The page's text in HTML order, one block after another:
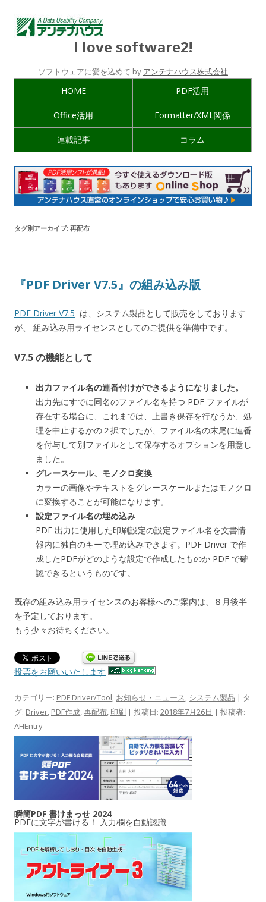
I love software2!
ソフトウェアに愛を込めて by アンテナハウス株式会社
HOME PDF活用
Office活用 Formatter/XML関係
連載記事 コラム
タグ別アーカイブ: 再配布
『PDF Driver V7.5』の組み込み版
PDF Driver V7.5 は、システム製品として販売をしております
が、 組み込み用ライセンスとしてのご提供を準備中です。
V7.5 の機能として
出力ファイル名の連番付けができるようになりました。
出力先にすでに同名のファイル名を持つ PDF ファイルが
存在する場合に、これまでは、上書き保存を行なうか、処
理を中止するかの２択でしたが、ファイル名の末尾に連番
を付与して別ファイルとして保存するオプションを用意し
ました。
グレースケール、モノクロ変換
カラーの画像やテキストをグレースケールまたはモノクロ
に変換することが可能になります。
設定ファイル名の埋め込み
PDF 出力に使用した印刷設定の設定ファイル名を文書情
報内に独自のキーで埋め込みできます。PDF Driver で作
成したPDFがどのような設定で作成したものか PDF で確
認できるというものです。
既存の組み込み用ライセンスのお客様へのご案内は、８月後半
を予定しております。
もう少々お待ちください。
投票をお願いいたします
カテゴリー: PDF Driver/Tool, お知らせ・ニュース, システム製品 | タ
グ: Driver, PDF作成,再配布, 印刷 | 投稿日: 2018年7月26日 | 投稿者:
AHEntry
瞬簡PDF 書けまっせ 2024
PDFに文字が書ける！ 入力欄を自動認識